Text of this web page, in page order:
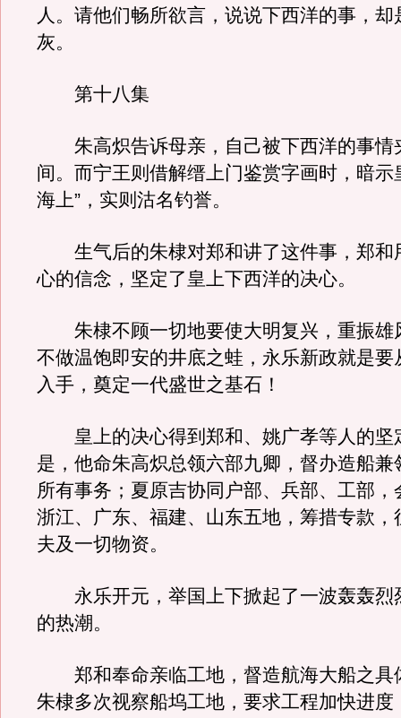
人。请他们畅所欲言，说说下西洋的事，却
灰。
第十八集
朱高炽告诉母亲，自己被下西洋的事情
间。而宁王则借解缙上门鉴赏字画时，暗示
海上”，实则沽名钓誉。
生气后的朱棣对郑和讲了这件事，郑和
心的信念，坚定了皇上下西洋的决心。
朱棣不顾一切地要使大明复兴，重振雄
不做温饱即安的井底之蛙，永乐新政就是要
入手，奠定一代盛世之基石！
皇上的决心得到郑和、姚广孝等人的坚
是，他命朱高炽总领六部九卿，督办造船兼
所有事务；夏原吉协同户部、兵部、工部，
浙江、广东、福建、山东五地，筹措专款，
夫及一切物资。
永乐开元，举国上下掀起了一波轰轰烈
的热潮。
郑和奉命亲临工地，督造航海大船之具
朱棣多次视察船坞工地，要求工程加快进度